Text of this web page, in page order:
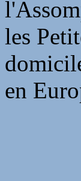
les
en